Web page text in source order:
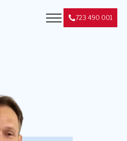
723 490 001